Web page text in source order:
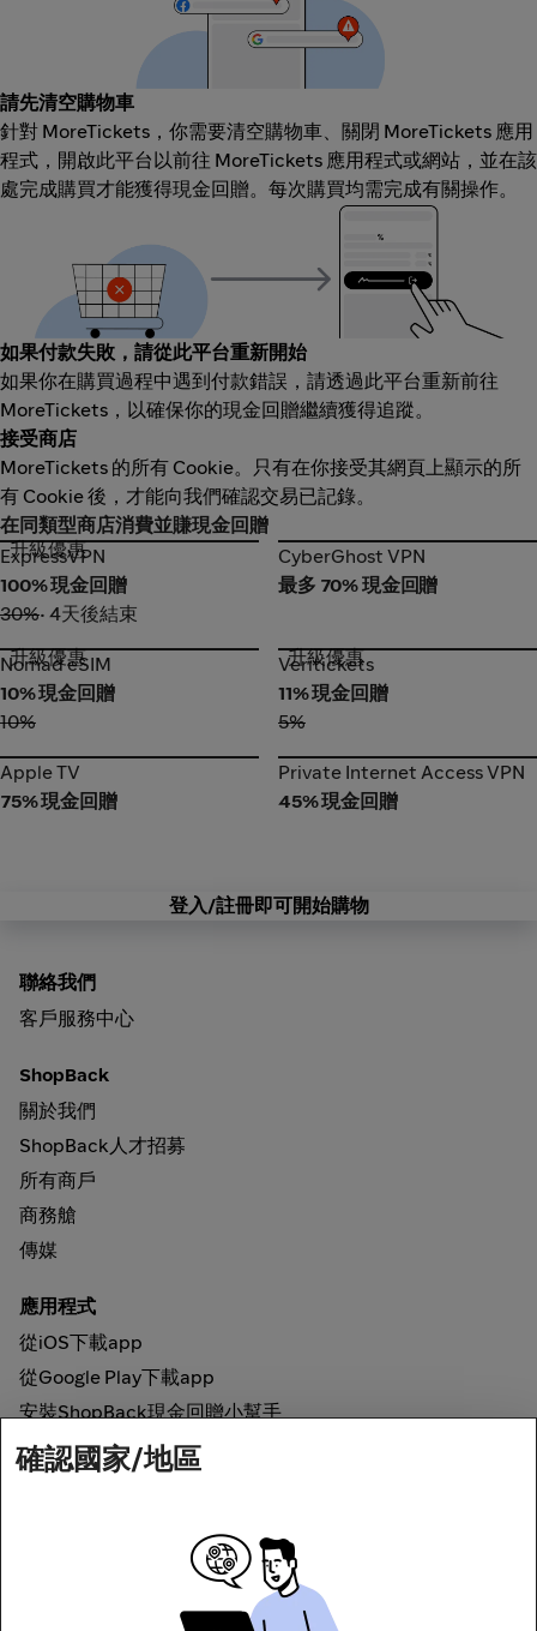
請先清空購物車
針對 MoreTickets，你需要清空購物車、關閉 MoreTickets 應用
程式，開啟此平台以前往 MoreTickets 應用程式或網站，並在該
處完成購買才能獲得現金回贈。每次購買均需完成有關操作。
如果付款失敗，請從此平台重新開始
如果你在購買過程中遇到付款錯誤，請透過此平台重新前往
MoreTickets，以確保你的現金回贈繼續獲得追蹤。
接受商店
MoreTickets 的所有 Cookie。只有在你接受其網頁上顯示的所
有 Cookie 後，才能向我們確認交易已記錄。
在同類型商店消費並賺現金回贈
ExpressVPN
升級優惠
ExpressVPN
100% 現金回贈
30%• 4天後結束
CyberGhost VPN
CyberGhost VPN
最多 70% 現金回贈
Nomad eSIM
升級優惠
Nomad eSIM
10% 現金回贈
10%
Veritickets
升級優惠
Veritickets
11% 現金回贈
5%
Apple TV
Apple TV
75% 現金回贈
Private Internet Access VPN
Private Internet Access VPN
45% 現金回贈
登入/註冊即可開始購物
聯絡我們
客戶服務中心
ShopBack
關於我們
ShopBack人才招募
所有商戶
商務艙
傳媒
應用程式
從iOS下載app
從Google Play下載app
安裝ShopBack現金回贈小幫手
如何運作
確認國家/地區